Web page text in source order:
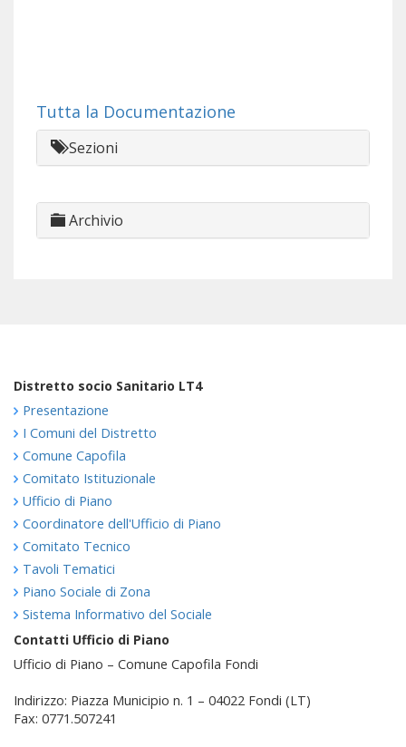
Tutta la Documentazione
Sezioni
Archivio
Distretto socio Sanitario LT4
Presentazione
I Comuni del Distretto
Comune Capofila
Comitato Istituzionale
Ufficio di Piano
Coordinatore dell'Ufficio di Piano
Comitato Tecnico
Tavoli Tematici
Piano Sociale di Zona
Sistema Informativo del Sociale
Contatti Ufficio di Piano
Ufficio di Piano – Comune Capofila Fondi
Indirizzo: Piazza Municipio n. 1 – 04022 Fondi (LT)
Fax: 0771.507241